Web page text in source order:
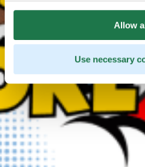
Allow
Use necessary